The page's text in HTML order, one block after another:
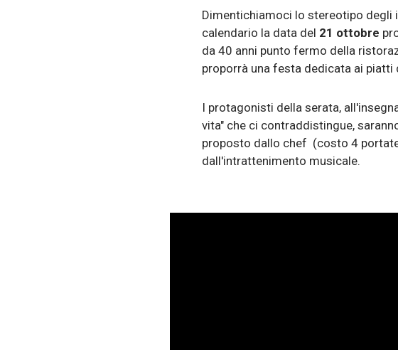
Dimentichiamoci lo stereotipo degli
calendario la data del 21 ottobre
da 40 anni punto fermo della
proporrà una festa dedicata ai piatti
I protagonisti della serata,
vita" che ci contraddistingue,
proposto dallo chef (costo 4
dall'intrattenimento musicale.